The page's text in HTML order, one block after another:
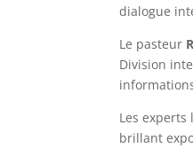
dialogue
Le pasteur
Division
Les
brillant